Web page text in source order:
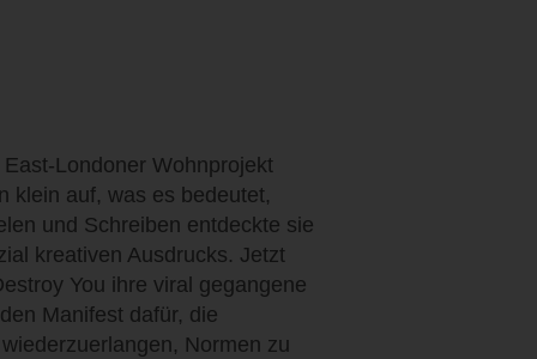
Londoner Wohnprojekt
klein auf, was es bedeutet,
und Schreiben entdeckte sie
kreativen Ausdrucks. Jetzt
You ihre viral gegangene
Manifest dafür, die
Normen zu